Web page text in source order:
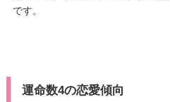
です。
運命数4の恋愛傾向